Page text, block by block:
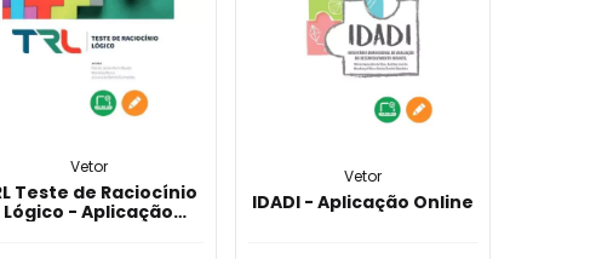
Vetor
Teste de Raciocínio
Lógico - Aplicação
Vetor
IDADI - Aplicação Online